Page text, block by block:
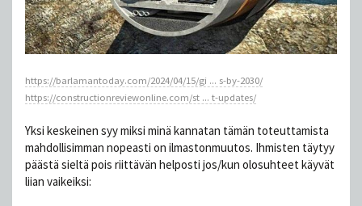
https://barlamantoday.com/2024/04/15/gi ... s-by-2030/
https://constructionreviewonline.com/st ... t-updates/
Yksi keskeinen syy miksi minä kannatan tämän toteuttamista
mahdollisimman nopeasti on ilmastonmuutos. Ihmisten täytyy
päästä sieltä pois riittävän helposti jos/kun olosuhteet käyvät
liian vaikeiksi: